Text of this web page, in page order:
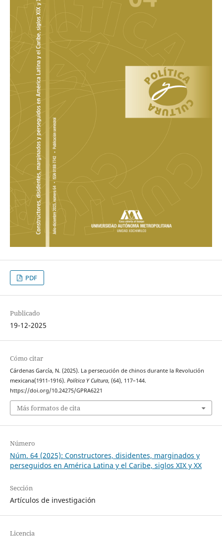
PDF
Publicado
19-12-2025
Cómo citar
Cárdenas García, N. (2025). La persecución de chinos durante la Revolución
mexicana(1911-1916). Política Y Cultura, (64), 117–144.
https://doi.org/10.24275/GPRA6221
Más formatos de cita
Número
Núm. 64 (2025): Constructores, disidentes, marginados y
perseguidos en América Latina y el Caribe, siglos XIX y XX
Sección
Artículos de investigación
Licencia